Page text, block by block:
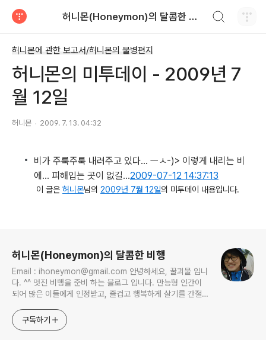
허니몬(Honeymon)의 달콤한 비행
허니몬에 관한 보고서/허니몬의 물병편지
허니몬의 미투데이 - 2009년 7
월 12일
허니몬 2009. 7. 13. 04:32
비가 주룩주룩 내려주고 있다… ㅡㅅ-)> 이렇게 내리는 비
에… 피해입는 곳이 없길…2009-07-12 14:37:13
이 글은허니몬님의 2009년 7월 12일의 미투데이 내용입니다.
허니몬(Honeymon)의 달콤한 비행
Email : ihoneymon@gmail.com 안녕하세요, 꿀괴물 입니
다. ^^ 멋진 비행을 준비 하는 블로그 입니다. 만능형 인간이
되어 많은 이들에게 인정받고, 즐겁고 행복하게 살기를 간절히
지켜봐주세요!! ^^
구독하기